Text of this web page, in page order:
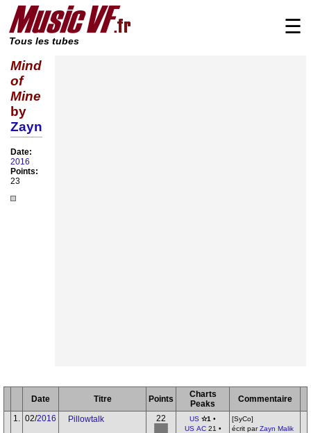
Tous les tubes
☰
Mind
of
Mine
by
Zayn
Date:
2016
Points:
23
Date Titre Points
Charts
Peaks
Commentaire
1.
02/2016 Pillowtalk 22 US ✫1 •
US AC21 •
[SyCo]
écrit parZayn Malik